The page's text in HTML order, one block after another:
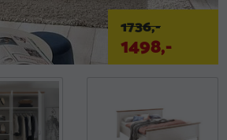
1736,-
1498,-